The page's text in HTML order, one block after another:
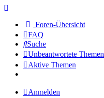
Foren-Übersicht
FAQ
Suche
Unbeantwortete Themen
Aktive Themen
Anmelden